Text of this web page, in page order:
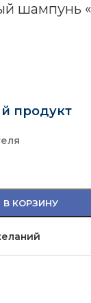
шампунь
продукт
В КОРЗИНУ